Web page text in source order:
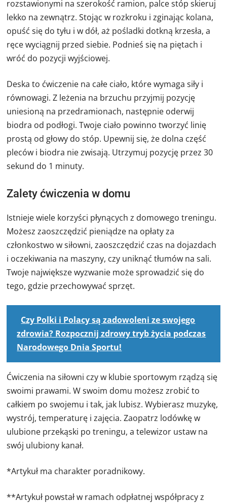
rozstawionymi na szerokość ramion, palce stóp skieruj
lekko na zewnątrz. Stojąc w rozkroku i zginając kolana,
opuść się do tyłu i w dół, aż pośladki dotkną krzesła, a
ręce wyciągnij przed siebie. Podnieś się na piętach i
wróć do pozycji wyjściowej.
Deska to ćwiczenie na całe ciało, które wymaga siły i
równowagi. Z leżenia na brzuchu przyjmij pozycję
uniesioną na przedramionach, następnie oderwij
biodra od podłogi. Twoje ciało powinno tworzyć linię
prostą od głowy do stóp. Upewnij się, że dolna część
pleców i biodra nie zwisają. Utrzymuj pozycję przez 30
sekund do 1 minuty.
Zalety ćwiczenia w domu
Istnieje wiele korzyści płynących z domowego treningu.
Możesz zaoszczędzić pieniądze na opłaty za
członkostwo w siłowni, zaoszczędzić czas na dojazdach
i oczekiwania na maszyny, czy uniknąć tłumów na sali.
Twoje największe wyzwanie może sprowadzić się do
tego, gdzie przechowywać sprzęt.
Czy Polki i Polacy są zadowoleni ze swojego
zdrowia? Rozpocznij zdrowy tryb życia podczas
Narodowego Dnia Sportu!
Ćwiczenia na siłowni czy w klubie sportowym rządzą się
swoimi prawami. W swoim domu możesz zrobić to
całkiem po swojemu i tak, jak lubisz. Wybierasz muzykę,
wystrój, temperaturę i zajęcia. Zaopatrz lodówkę w
ulubione przekąski po treningu, a telewizor ustaw na
swój ulubiony kanał.
*Artykuł ma charakter poradnikowy.
**Artykuł powstał w ramach odpłatnej współpracy z